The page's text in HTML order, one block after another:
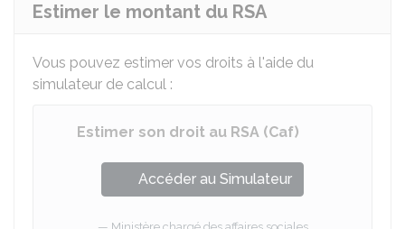
Estimer le montant du RSA
Vous pouvez estimer vos droits à l'aide du
simulateur de calcul :
Estimer son droit au RSA (Caf)
Accéder au Simulateur